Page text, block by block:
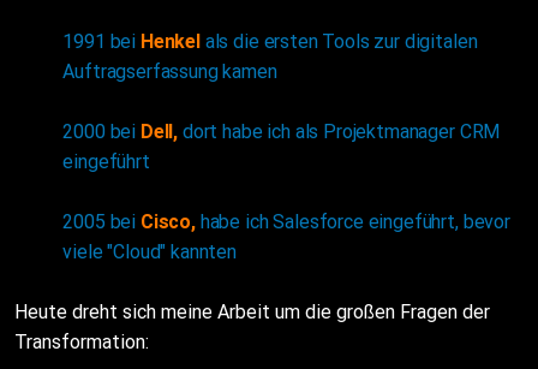
1991 bei Henkel als die ersten Tools zur digitalen
Auftragserfassung kamen
2000 bei Dell, dort habe ich als Projektmanager CRM
eingeführt
2005 bei Cisco, habe ich Salesforce eingeführt, bevor
viele "Cloud" kannten
Heute dreht sich meine Arbeit um die großen Fragen der
Transformation: